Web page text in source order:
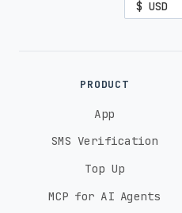
PRODUCT
App
SMS Verification
Top Up
MCP for AI Agents